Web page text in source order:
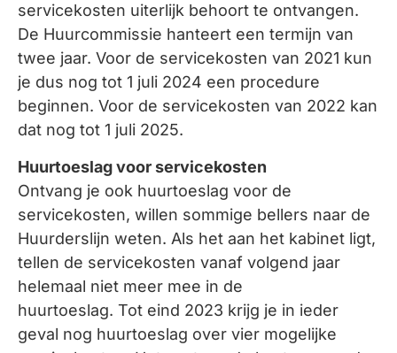
servicekosten uiterlijk behoort te ontvangen.
De Huurcommissie hanteert een termijn van
twee jaar. Voor de servicekosten van 2021 kun
je dus nog tot 1 juli 2024 een procedure
beginnen. Voor de servicekosten van 2022 kan
dat nog tot 1 juli 2025.
Huurtoeslag voor servicekosten
Ontvang je ook huurtoeslag voor de
servicekosten, willen sommige bellers naar de
Huurderslijn weten. Als het aan het kabinet ligt,
tellen de servicekosten vanaf volgend jaar
helemaal niet meer mee in de
huurtoeslag. Tot eind 2023 krijg je in ieder
geval nog huurtoeslag over vier mogelijke